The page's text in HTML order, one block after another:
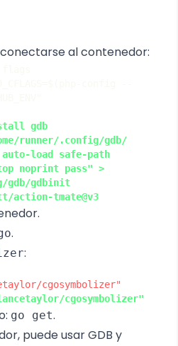
al contenedor:
load safe-path
noprint pass" >
.
:
go get.
puede usar GDB y